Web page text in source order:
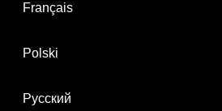
Français
Polski
Русский